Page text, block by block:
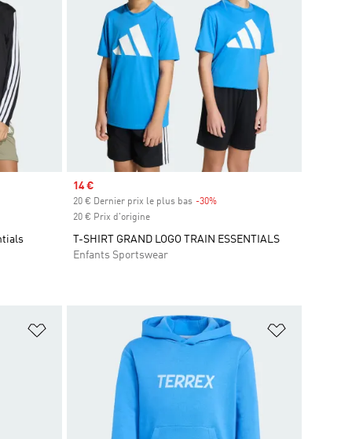
Prix soldé
14 €
20 € Dernier prix le plus bas -30%Rabais
20 € Prix d'origine
T-SHIRT GRAND LOGO TRAIN ESSENTIALS
Enfants Sportswear
Ajouter à la Liste de produits favoris